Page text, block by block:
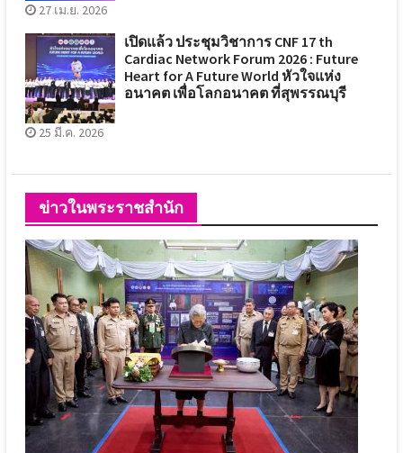
27 เม.ย. 2026
เปิดแล้ว ประชุมวิชาการ CNF 17 th
Cardiac Network Forum 2026 : Future
Heart for A Future World หัวใจแห่ง
อนาคต เพื่อโลกอนาคต ที่สุพรรณบุรี
25 มี.ค. 2026
ข่าวในพระราชสำนัก